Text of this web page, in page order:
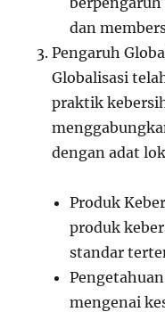
dan
Pengaruh
Globalisasi
praktik
dengan adat
Produk
produk
standar
mengenai